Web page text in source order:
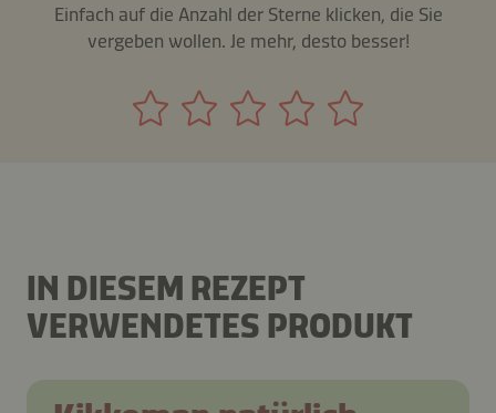
Einfach auf die Anzahl der Sterne klicken, die Sie
vergeben wollen. Je mehr, desto besser!
IN DIESEM REZEPT
VERWENDETES PRODUKT